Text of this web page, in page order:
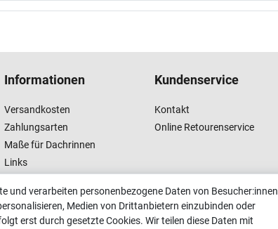
Informationen
Versandkosten
Zahlungsarten
Maße für Dachrinnen
Links
Vertrag widerrufen
Kundenservice
Kontakt
Online Retourenservice
und verarbeiten personenbezogene Daten von Besucher:innen
Medien von Drittanbietern einzubinden oder
erst durch gesetzte Cookies. Wir teilen diese Daten mit